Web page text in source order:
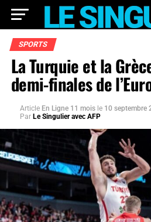
SPORTS
La Turquie et la
demi-finales de
Article En Ligne 11 mois le 10 septembre
Par Le Singulier avec AFP